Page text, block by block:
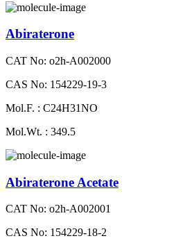
Abiraterone
CAT No: o2h-A002000
CAS No: 154229-19-3
Mol.F. : C24H31NO
Mol.Wt. : 349.5
Abiraterone Acetate
CAT No: o2h-A002001
CAS No: 154229-18-2